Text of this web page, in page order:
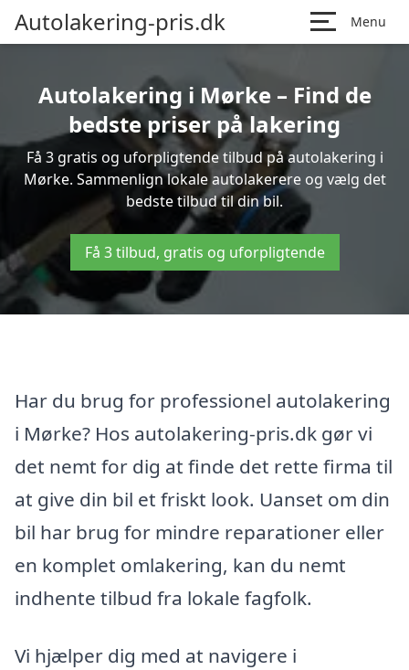
Autolakering-pris.dk Menu
Autolakering i Mørke – Find de
bedste priser på lakering
Få 3 gratis og uforpligtende tilbud på autolakering i
Mørke. Sammenlign lokale autolakerere og vælg det
bedste tilbud til din bil.
Få 3 tilbud, gratis og uforpligtende
Har du brug for professionel autolakering
i Mørke? Hos autolakering-pris.dk gør vi
det nemt for dig at finde det rette firma til
at give din bil et friskt look. Uanset om din
bil har brug for mindre reparationer eller
en komplet omlakering, kan du nemt
indhente tilbud fra lokale fagfolk.
Vi hjælper dig med at navigere i